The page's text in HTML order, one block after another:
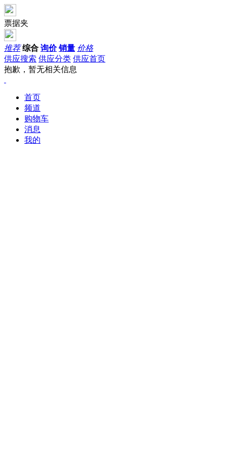
票据夹
推荐 综合 询价 销量 价格
供应搜索 供应分类 供应首页
抱歉，暂无相关信息
首页
频道
购物车
消息
我的